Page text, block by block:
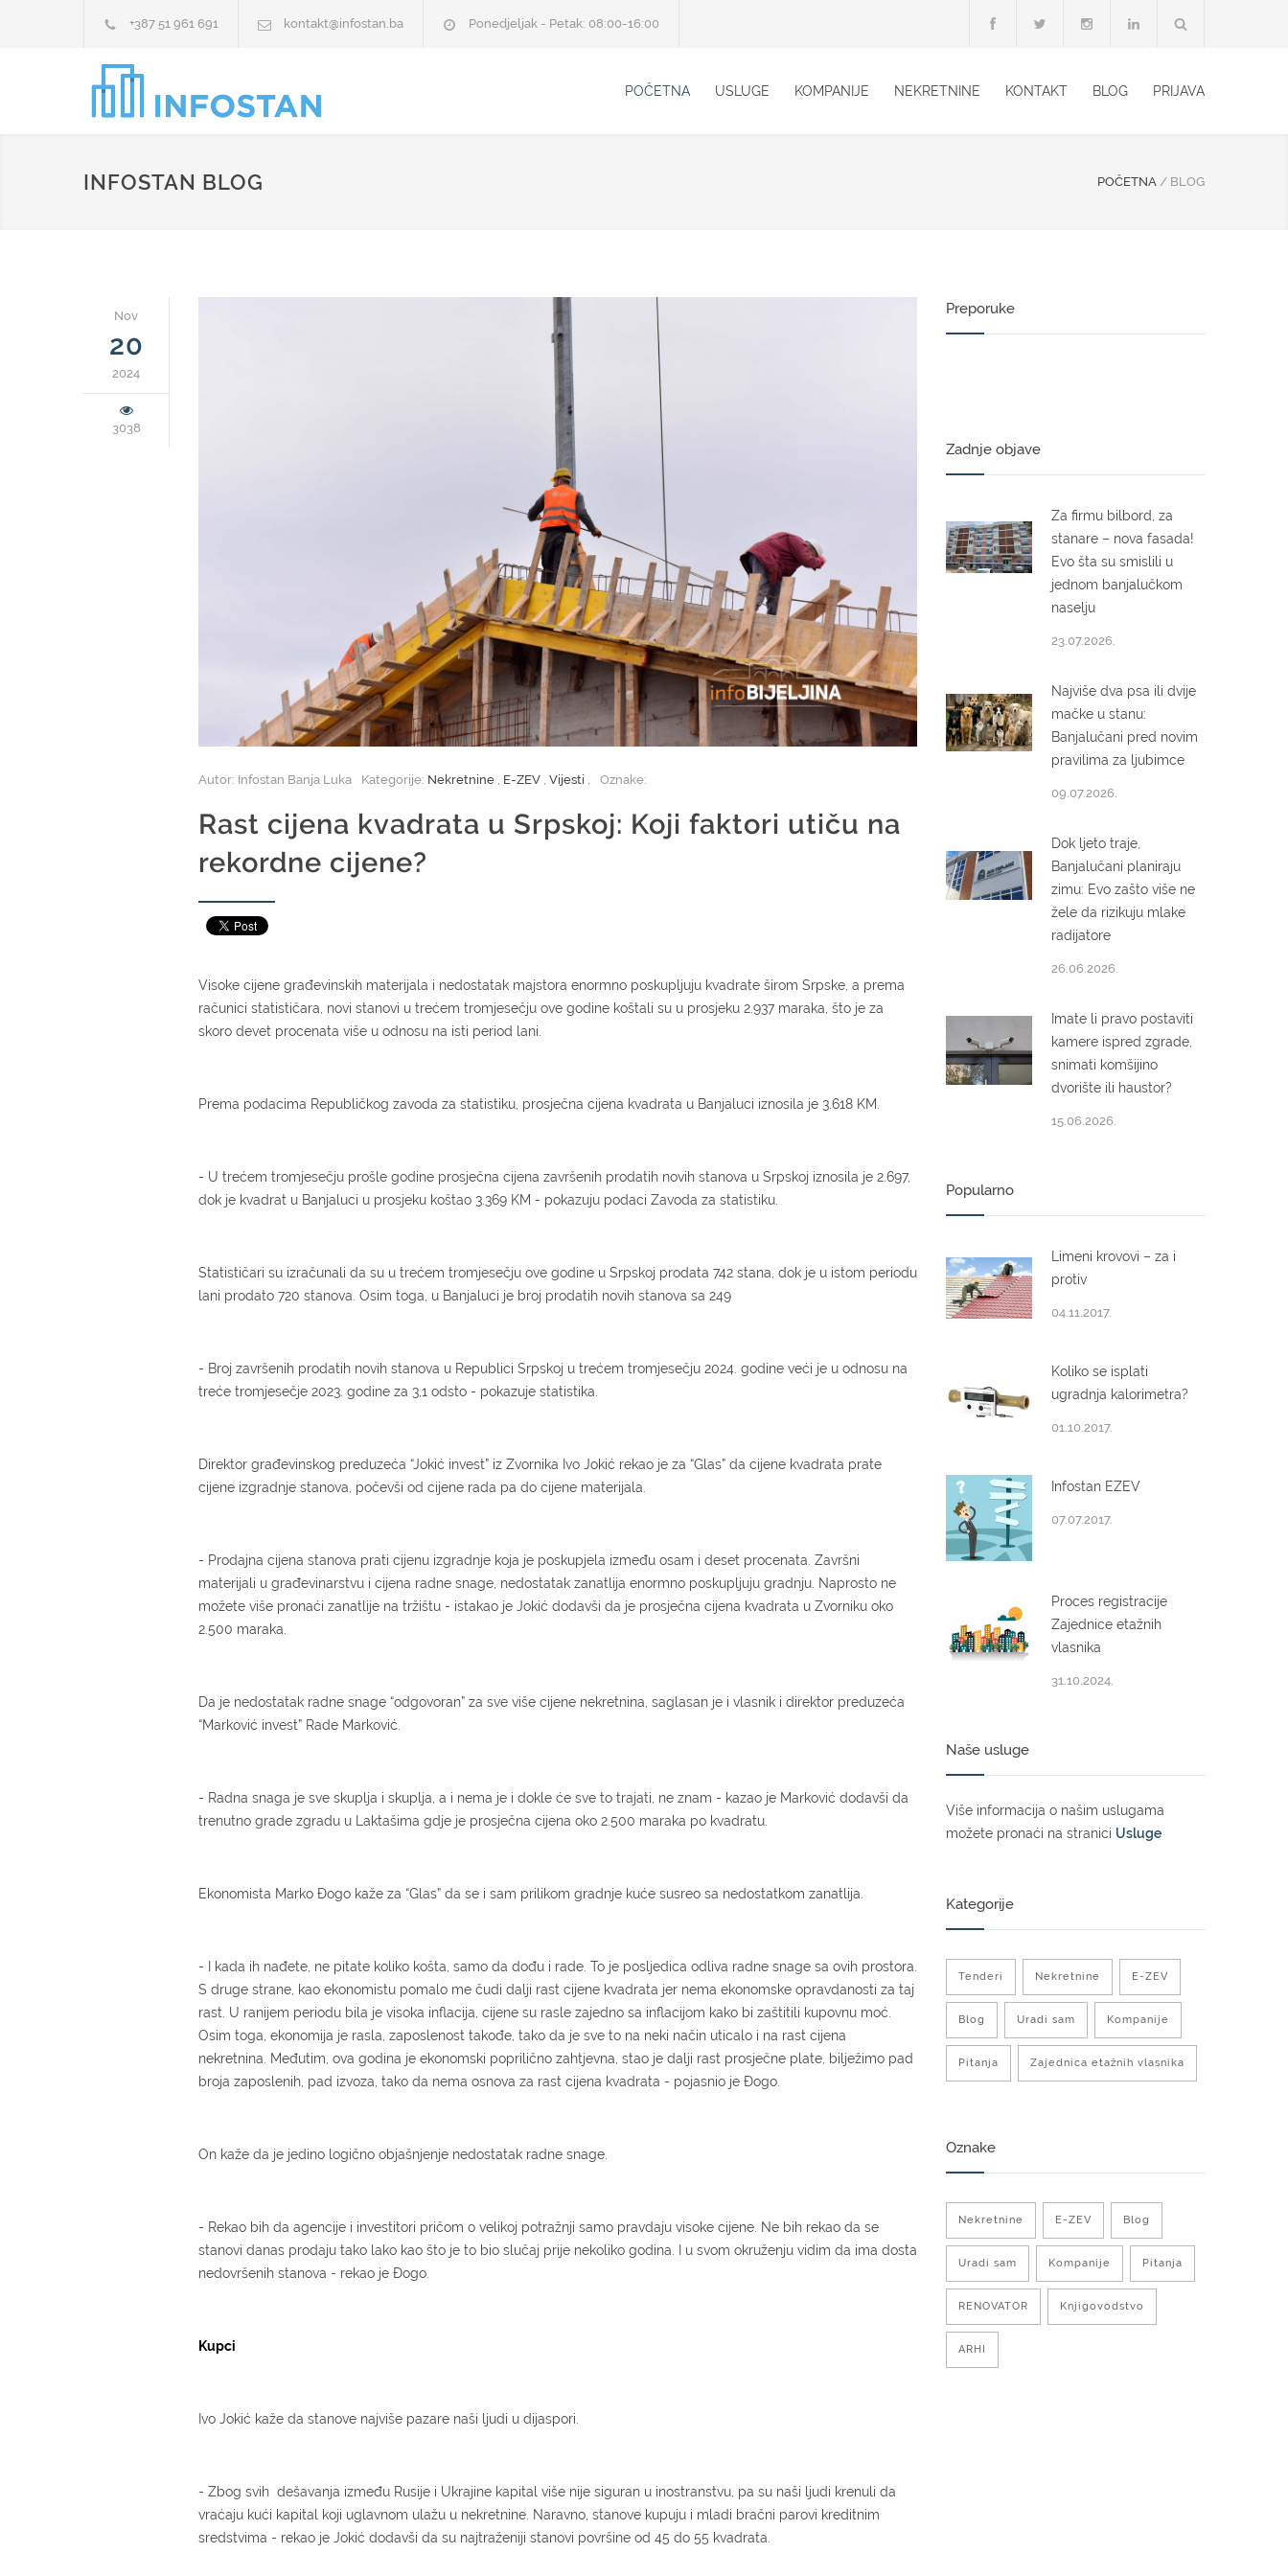
+387 51 961 691 kontakt@infostan.ba Ponedjeljak - Petak: 08:00-16:00
POČETNA USLUGE KOMPANIJE NEKRETNINE KONTAKT BLOG PRIJAVA
INFOSTAN BLOG POČETNA / BLOG
Nov
20
2024
3038
Autor: Infostan Banja Luka Kategorije: Nekretnine E-ZEV Vijesti Oznake:
Rast cijena kvadrata u Srpskoj: Koji faktori utiču na
rekordne cijene?
Visoke cijene građevinskih materijala i nedostatak majstora enormno poskupljuju kvadrate širom Srpske, a prema
računici statističara, novi stanovi u trećem tromjesečju ove godine koštali su u prosjeku 2.937 maraka, što je za
skoro devet procenata više u odnosu na isti period lani.
Prema podacima Republičkog zavoda za statistiku, prosječna cijena kvadrata u Banjaluci iznosila je 3.618 KM.
- U trećem tromjesečju prošle godine prosječna cijena završenih prodatih novih stanova u Srpskoj iznosila je 2.697,
dok je kvadrat u Banjaluci u prosjeku koštao 3.369 KM - pokazuju podaci Zavoda za statistiku.
Statističari su izračunali da su u trećem tromjesečju ove godine u Srpskoj prodata 742 stana, dok je u istom periodu
lani prodato 720 stanova. Osim toga, u Banjaluci je broj prodatih novih stanova sa 249
- Broj završenih prodatih novih stanova u Republici Srpskoj u trećem tromjesečju 2024. godine veći je u odnosu na
treće tromjesečje 2023. godine za 3,1 odsto - pokazuje statistika.
Direktor građevinskog preduzeća “Jokić invest” iz Zvornika Ivo Jokić rekao je za “Glas” da cijene kvadrata prate
cijene izgradnje stanova, počevši od cijene rada pa do cijene materijala.
- Prodajna cijena stanova prati cijenu izgradnje koja je poskupjela između osam i deset procenata. Završni
materijali u građevinarstvu i cijena radne snage, nedostatak zanatlija enormno poskupljuju gradnju. Naprosto ne
možete više pronaći zanatlije na tržištu - istakao je Jokić dodavši da je prosječna cijena kvadrata u Zvorniku oko
2.500 maraka.
Da je nedostatak radne snage “odgovoran” za sve više cijene nekretnina, saglasan je i vlasnik i direktor preduzeća
“Marković invest” Rade Marković.
- Radna snaga je sve skuplja i skuplja, a i nema je i dokle će sve to trajati, ne znam - kazao je Marković dodavši da
trenutno grade zgradu u Laktašima gdje je prosječna cijena oko 2.500 maraka po kvadratu.
Ekonomista Marko Đogo kaže za “Glas” da se i sam prilikom gradnje kuće susreo sa nedostatkom zanatlija.
- I kada ih nađete, ne pitate koliko košta, samo da dođu i rade. To je posljedica odliva radne snage sa ovih prostora.
S druge strane, kao ekonomistu pomalo me čudi dalji rast cijene kvadrata jer nema ekonomske opravdanosti za taj
rast. U ranijem periodu bila je visoka inflacija, cijene su rasle zajedno sa inflacijom kako bi zaštitili kupovnu moć.
Osim toga, ekonomija je rasla, zaposlenost takođe, tako da je sve to na neki način uticalo i na rast cijena
nekretnina. Međutim, ova godina je ekonomski poprilično zahtjevna, stao je dalji rast prosječne plate, bilježimo pad
broja zaposlenih, pad izvoza, tako da nema osnova za rast cijena kvadrata - pojasnio je Đogo.
On kaže da je jedino logično objašnjenje nedostatak radne snage.
- Rekao bih da agencije i investitori pričom o velikoj potražnji samo pravdaju visoke cijene. Ne bih rekao da se
stanovi danas prodaju tako lako kao što je to bio slučaj prije nekoliko godina. I u svom okruženju vidim da ima dosta
nedovršenih stanova - rekao je Đogo.
Kupci
Ivo Jokić kaže da stanove najviše pazare naši ljudi u dijaspori.
- Zbog svih dešavanja između Rusije i Ukrajine kapital više nije siguran u inostranstvu, pa su naši ljudi krenuli da
vraćaju kući kapital koji uglavnom ulažu u nekretnine. Naravno, stanove kupuju i mladi bračni parovi kreditnim
sredstvima - rekao je Jokić dodavši da su najtraženiji stanovi površine od 45 do 55 kvadrata.
Preporuke
Zadnje objave
Za firmu bilbord, za
stanare – nova fasada!
Evo šta su smislili u
jednom banjalučkom
naselju
23.07.2026.
Najviše dva psa ili dvije
mačke u stanu:
Banjalučani pred novim
pravilima za ljubimce
09.07.2026.
Dok ljeto traje,
Banjalučani planiraju
zimu: Evo zašto više ne
žele da rizikuju mlake
radijatore
26.06.2026.
Imate li pravo postaviti
kamere ispred zgrade,
snimati komšijino
dvorište ili haustor?
15.06.2026.
Popularno
Limeni krovovi – za i
protiv
04.11.2017.
Koliko se isplati
ugradnja kalorimetra?
01.10.2017.
Infostan EZEV
07.07.2017.
Proces registracije
Zajednice etažnih
vlasnika
31.10.2024.
Naše usluge
Više informacija o našim uslugama
možete pronaći na stranici Usluge
Kategorije
Tenderi Nekretnine E-ZEV
Blog Uradi sam Kompanije
Pitanja Zajednica etažnih vlasnika
Oznake
Nekretnine E-ZEV Blog
Uradi sam Kompanije Pitanja
RENOVATOR Knjigovodstvo
ARHI